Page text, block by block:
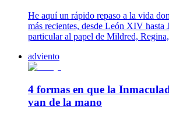
He aquí un rápido repaso a la vida
más recientes, desde León XIV hasta
particular al papel de Mildred,
adviento
4 formas en que la
van de la mano